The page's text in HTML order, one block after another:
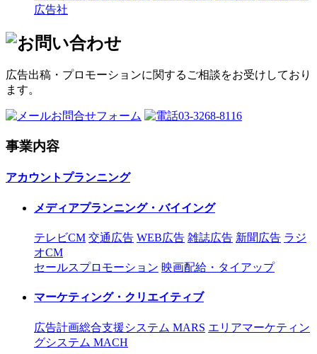
広告社
広告出稿・プロモーションに関するご相談をお受けしており
ます。
お問合せフォーム 03-3268-8116
事業内容
アカウントプランニング
メディアプランニング・バイイング
テレビCM 交通広告 WEB広告 雑誌広告 新聞広告 ラジ
オCM
セールスプロモーション 映画配給・タイアップ
マーケティング・クリエイティブ
広告計画総合支援システム MARS エリアマーケティン
グシステム MACH